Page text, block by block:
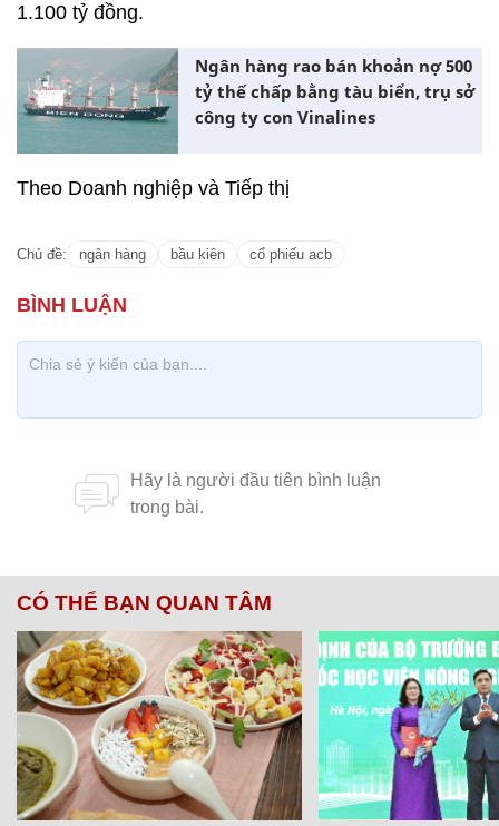
1.100 tỷ đồng.
Ngân hàng rao bán khoản nợ 500
tỷ thế chấp bằng tàu biển, trụ sở
công ty con Vinalines
Theo Doanh nghiệp và Tiếp thị
Chủ đề: ngân hàng bầu kiên cổ phiếu acb
CÓ THỂ BẠN QUAN TÂM